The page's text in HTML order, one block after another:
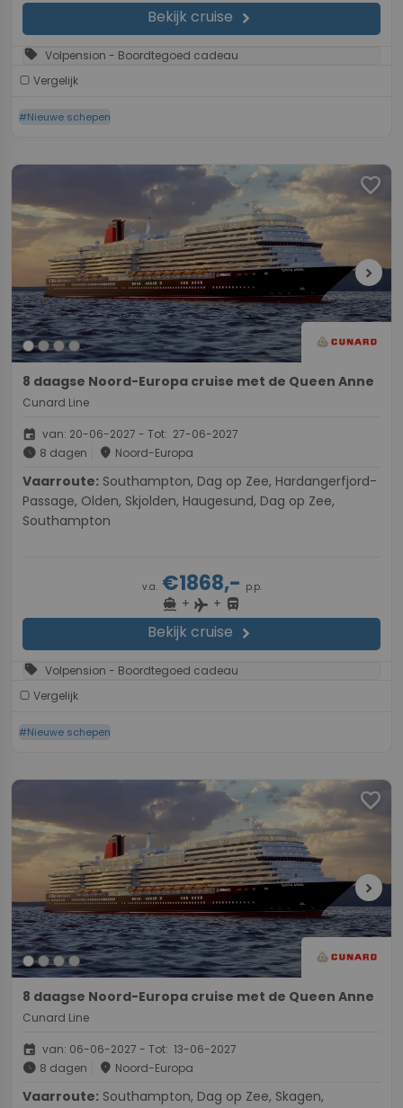
Bekijk cruise chevron_right
sell Volpension - Boordtegoed cadeau
Vergelijk
#Nieuwe schepen
favorite
chevron_right
8 daagse Noord-Europa cruise met de Queen Anne
Cunard Line
event van: 20-06-2027 - Tot: 27-06-2027
schedule 8 dagen place Noord-Europa
Vaarroute:
Passage, Olden, Skjolden, Haugesund, Dag op Zee,
Southampton
v.a.€1868,- p.p.
directions_boat + flight + directions_bus
Bekijk cruise chevron_right
sell Volpension - Boordtegoed cadeau
Vergelijk
#Nieuwe schepen
favorite
chevron_right
8 daagse Noord-Europa cruise met de Queen Anne
Cunard Line
event van: 06-06-2027 - Tot: 13-06-2027
schedule 8 dagen place Noord-Europa
Vaarroute: